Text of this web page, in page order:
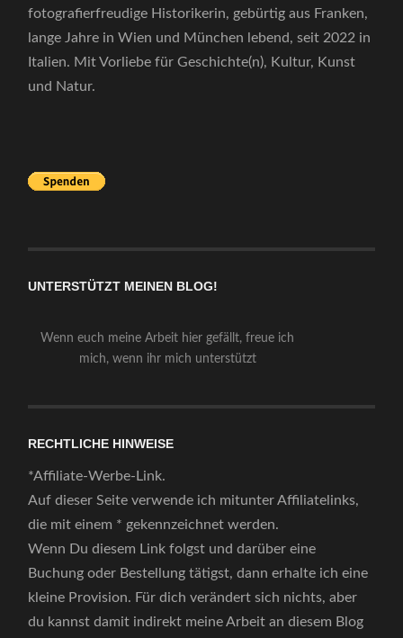
fotografierfreudige Historikerin, gebürtig aus Franken,
lange Jahre in Wien und München lebend, seit 2022 in
Italien. Mit Vorliebe für Geschichte(n), Kultur, Kunst
und Natur.
UNTERSTÜTZT MEINEN BLOG!
Wenn euch meine Arbeit hier gefällt, freue ich
mich, wenn ihr mich unterstützt
RECHTLICHE HINWEISE
*Affiliate-Werbe-Link.
Auf dieser Seite verwende ich mitunter Affiliatelinks,
die mit einem * gekennzeichnet werden.
Wenn Du diesem Link folgst und darüber eine
Buchung oder Bestellung tätigst, dann erhalte ich eine
kleine Provision. Für dich verändert sich nichts, aber
du kannst damit indirekt meine Arbeit an diesem Blog